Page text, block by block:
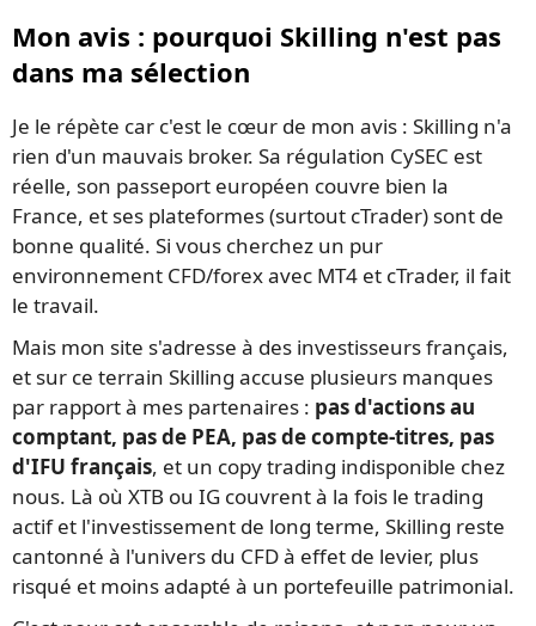
Mon avis : pourquoi Skilling n'est pas
dans ma sélection
Je le répète car c'est le cœur de mon avis : Skilling n'a
rien d'un mauvais broker. Sa régulation CySEC est
réelle, son passeport européen couvre bien la
France, et ses plateformes (surtout cTrader) sont de
bonne qualité. Si vous cherchez un pur
environnement CFD/forex avec MT4 et cTrader, il fait
le travail.
Mais mon site s'adresse à des investisseurs français,
et sur ce terrain Skilling accuse plusieurs manques
par rapport à mes partenaires : pas d'actions au
comptant, pas de PEA, pas de compte-titres, pas
d'IFU français, et un copy trading indisponible chez
nous. Là où XTB ou IG couvrent à la fois le trading
actif et l'investissement de long terme, Skilling reste
cantonné à l'univers du CFD à effet de levier, plus
risqué et moins adapté à un portefeuille patrimonial.